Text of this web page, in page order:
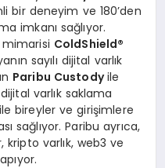
bir deneyim ve 180’den
imkanı sağlıyor.
ColdShield®
sayılı dijital varlık
Paribu Custodyile
varlık saklama
ile bireyler ve girişimlere
sağlıyor. Paribu ayrıca,
kripto varlık, web3 ve